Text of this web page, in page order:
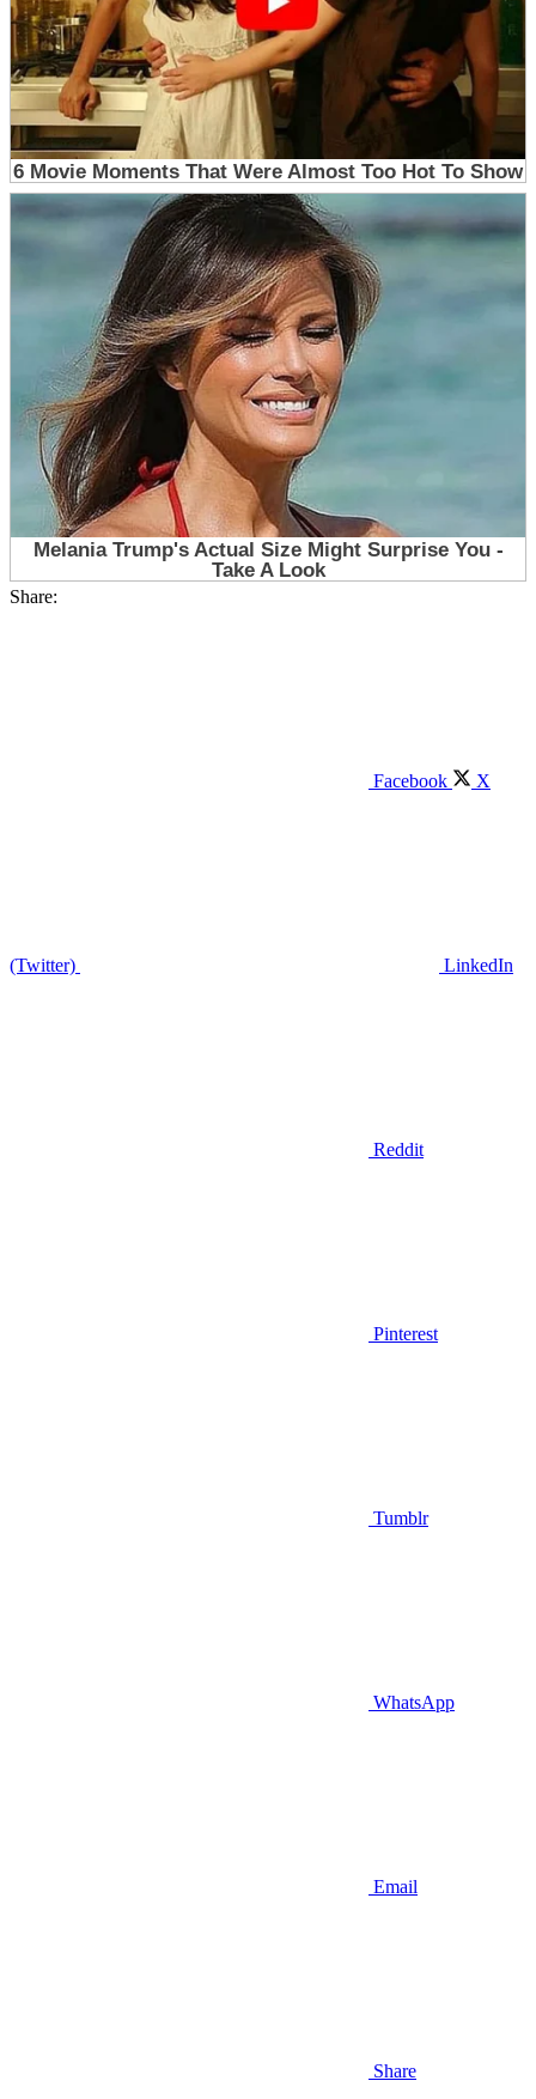
Share:
Facebook X
(Twitter) LinkedIn
Reddit
Pinterest
Tumblr
WhatsApp
Email
Share